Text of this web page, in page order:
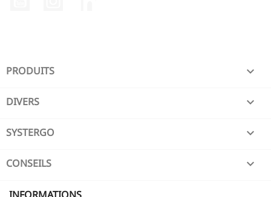
PRODUITS 
DIVERS 
SYSTERGO 
CONSEILS 